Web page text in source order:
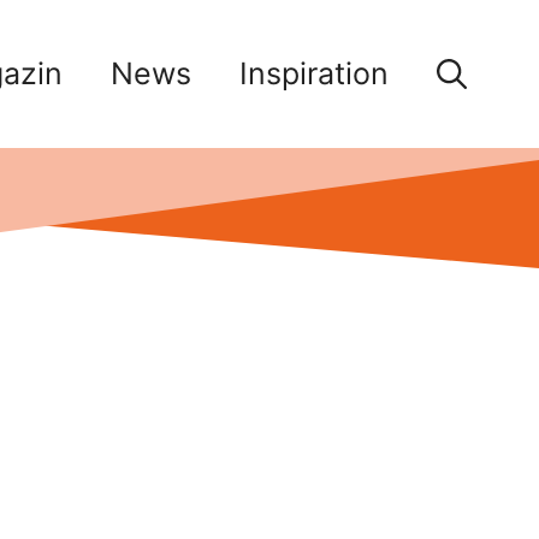
News Inspiration